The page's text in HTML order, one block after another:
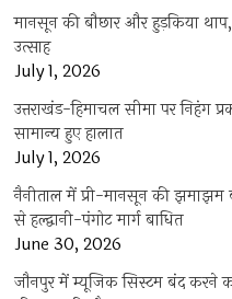
मानसून की बौछार और हुड़किया
उत्साह
July 1, 2026
उत्तराखंड-हिमाचल सीमा पर निहंग
सामान्य हुए हालात
July 1, 2026
नैनीताल में प्री-मानसून की झमाझम
से हल्द्वानी-पंगोट मार्ग बाधित
June 30, 2026
जौनपुर में म्यूजिक सिस्टम बंद करने